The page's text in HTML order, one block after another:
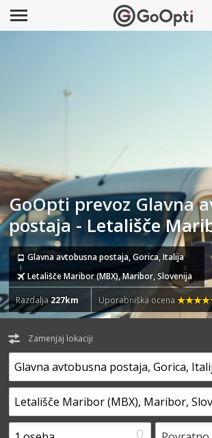
GoOpti prevoz Glavna
postaja - Letališče
Glavna avtobusna postaja, Gorica, Italija
Letališče Maribor (MBX), Maribor, Slovenija
Razdalja227km Uporabniška ocena
Zamenjaj lokaciji